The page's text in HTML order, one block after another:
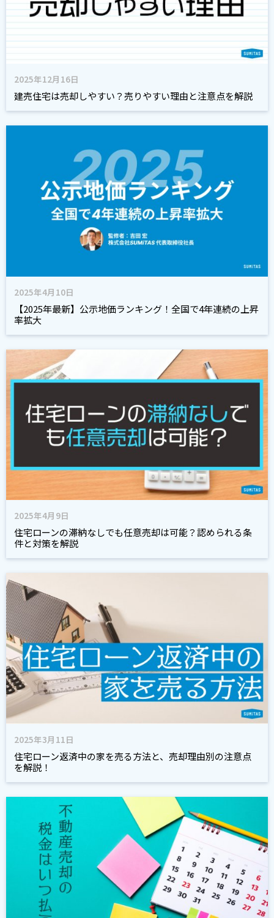
2025年12月16日
建売住宅は売却しやすい？売りやすい理由と注意点を解説
2025年4月10日
【2025年最新】公示地価ランキング！全国で4年連続の上昇
率拡大
2025年4月9日
住宅ローンの滞納なしでも任意売却は可能？認められる条
件と対策を解説
2025年3月11日
住宅ローン返済中の家を売る方法と、売却理由別の注意点
を解説！